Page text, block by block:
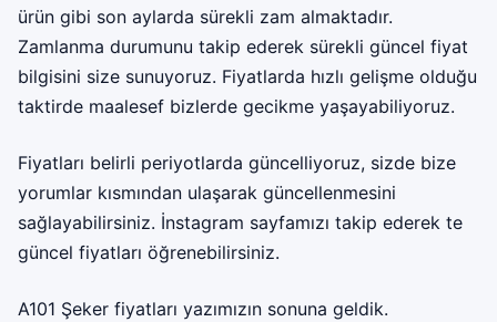
ürün gibi son aylarda sürekli zam almaktadır.
Zamlanma durumunu takip ederek sürekli güncel fiyat
bilgisini size sunuyoruz. Fiyatlarda hızlı gelişme olduğu
taktirde maalesef bizlerde gecikme yaşayabiliyoruz.
Fiyatları belirli periyotlarda güncelliyoruz, sizde bize
yorumlar kısmından ulaşarak güncellenmesini
sağlayabilirsiniz. İnstagram sayfamızı takip ederek te
güncel fiyatları öğrenebilirsiniz.
A101 Şeker fiyatları yazımızın sonuna geldik.